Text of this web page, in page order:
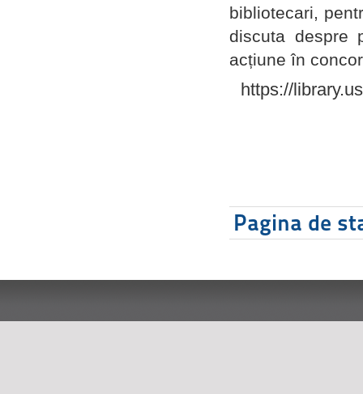
bibliotecari,
discuta despre
acțiune în
https://
Pagina de